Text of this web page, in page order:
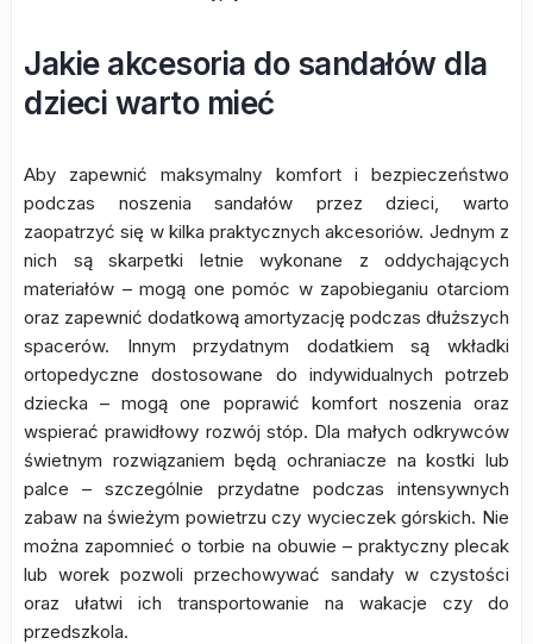
Jakie akcesoria do sandałów dla
dzieci warto mieć
Aby zapewnić maksymalny komfort i bezpieczeństwo
podczas noszenia sandałów przez dzieci, warto
zaopatrzyć się w kilka praktycznych akcesoriów. Jednym z
nich są skarpetki letnie wykonane z oddychających
materiałów – mogą one pomóc w zapobieganiu otarciom
oraz zapewnić dodatkową amortyzację podczas dłuższych
spacerów. Innym przydatnym dodatkiem są wkładki
ortopedyczne dostosowane do indywidualnych potrzeb
dziecka – mogą one poprawić komfort noszenia oraz
wspierać prawidłowy rozwój stóp. Dla małych odkrywców
świetnym rozwiązaniem będą ochraniacze na kostki lub
palce – szczególnie przydatne podczas intensywnych
zabaw na świeżym powietrzu czy wycieczek górskich. Nie
można zapomnieć o torbie na obuwie – praktyczny plecak
lub worek pozwoli przechowywać sandały w czystości
oraz ułatwi ich transportowanie na wakacje czy do
przedszkola.